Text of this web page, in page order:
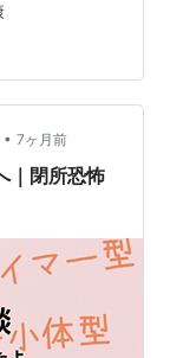
す」 え？こ
で「うわ
少し遊んで
たんだし、せ
員の方につい
• 7ヶ月前
｜閉所恐怖